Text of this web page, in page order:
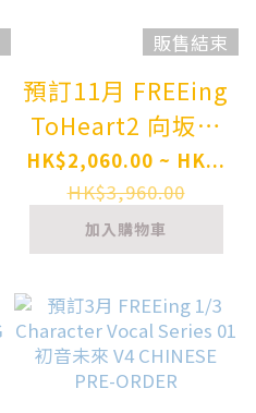
販售結束
預訂11月 FREEing
ToHeart2 向坂環
兔女郎Ver.
Tamaki Kousaka:
Bunny Ver. 1/4
Complete Figure
Pre-order
HK$2,060.00 ~ HK...
HK$3,960.00
加入購物車